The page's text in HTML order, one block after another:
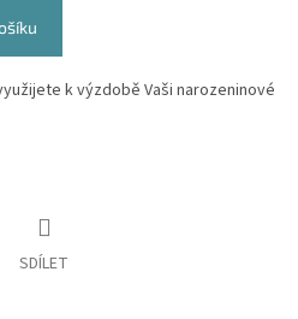
k výzdobě Vaši narozeninové
SDÍLET